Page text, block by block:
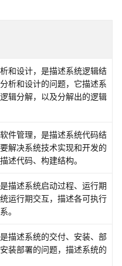
和设计，是描述系统逻辑结
析和设计的问题，它描述系
辑分解，以及分解出的逻辑
件管理，是描述系统代码结
解决系统技术实现和开发的
述代码、构建结构。
描述系统启动过程、运行期
运行期交互，描述各可执行
。
描述系统的交付、安装、部
装部署的问题，描述系统的